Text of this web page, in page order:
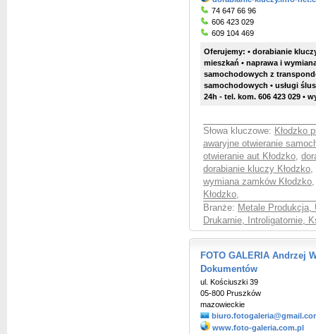
74 647 66 96
606 423 029
609 104 469
Oferujemy: • dorabianie
mieszkań • naprawa i
samochodowych z
samochodowych • usługi
24h - tel. kom. 606 423 029 •
Słowa kluczowe: Kłodzko
awaryjne otwieranie
otwieranie aut Kłodzko,
dorabianie kluczy Kłodzko,
wymiana zamków Kłodzko
Kłodzko,
Branże: Metale Produkcja,
Drukarnie, Introligatornie,
FOTO GALERIA Andrzej
Dokumentów
ul. Kościuszki 39
05-800 Pruszków
mazowieckie
www.foto-galeria.com.pl